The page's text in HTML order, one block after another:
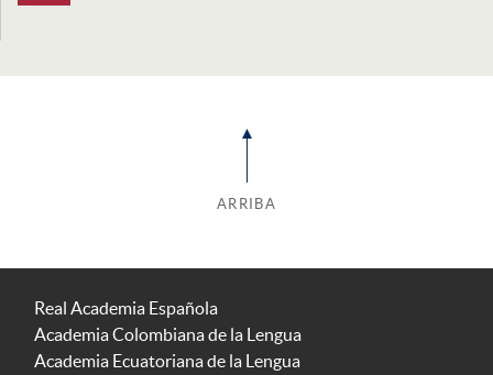
ARRIBA
Real Academia Española
Academia Colombiana de la Lengua
Academia Ecuatoriana de la Lengua